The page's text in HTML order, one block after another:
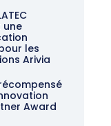
une
les
Arivia
Award